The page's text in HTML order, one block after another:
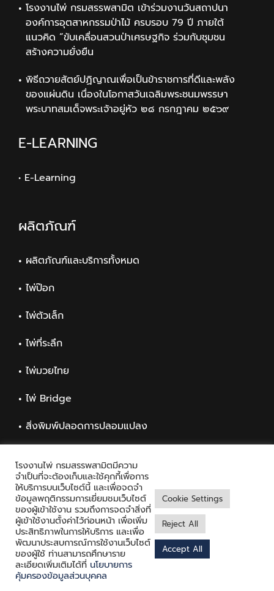
โรงงานไพ่ กรมสรรพสามิต เข้าร่วมงานวันสถาปนา
องค์การอุตสาหกรรมป่าไม้ ครบรอบ 79 ปี ภายใต้
แนวคิด “ขับเคลื่อนสวนป่าเศรษฐกิจ ร่วมกับชุมชน
สร้างความยั่งยืน
พิธีถวายสัตย์ปฏิญาณเพื่อเป็นข้าราชการที่ดีและพลัง
ของแผ่นดิน เนื่องในโอกาสวันเฉลิมพระชนมพรรษา
พระบาทสมเด็จพระเจ้าอยู่หัว ๒๘ กรกฎาคม ๒๕๖๙
E-LEARNING
• E-Learning
ผลิตภัณฑ์
ผลิตภัณฑ์และบริการทั้งหมด
ไพ่ป๊อก
ไพ่ตัวเล็ก
ไพ่ที่ระลึก
ไพ่มวยไทย
ไพ่ Bridge
สิ่งพิมพ์ปลอดการปลอมแปลง
Copyright © 2021 Playing Card Factory, all rights reserved
โรงงานไพ่ กรมสรรพสามิตมีความ
จำเป็นที่จะต้องเก็บและใช้คุกกี้เพื่อการ
ให้บริการบนเว็บไซต์นี้ และเพื่อจดจำ
ข้อมูลพฤติกรรมการเยี่ยมชมเว็บไซต์
ของผู้เข้าใช้งาน รวมถึงการจดจำสิ่งที่
ผู้เข้าใช้งานตั้งค่าไว้ก่อนหน้า เพื่อเพิ่ม
ประสิทธิภาพในการให้บริการ และเพื่อ
พัฒนาประสบการณ์การใช้งานเว็บไซต์
ของผู้ใช้ ท่านสามารถศึกษาราย
ละเอียดเพิ่มเติมได้ที่ นโยบายการ
คุ้มครองข้อมูลส่วนบุคคล
Cookie Settings
Reject All
Accept All